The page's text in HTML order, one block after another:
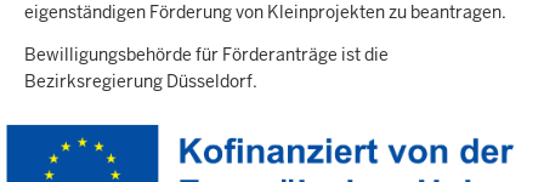
eigenständigen Förderung von Kleinprojekten zu beantragen.
Bewilligungsbehörde für Förderanträge ist die
Bezirksregierung Düsseldorf.